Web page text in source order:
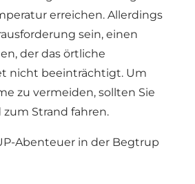
erreichen. Allerdings
sein, einen
der das örtliche
nicht beeinträchtigt. Um
zu vermeiden, sollten Sie
Strand fahren.
Abenteuer in der Begtrup